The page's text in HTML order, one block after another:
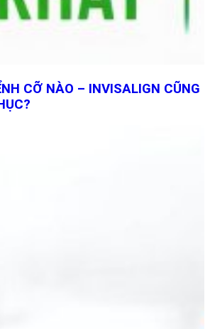
CỠ NÀO – INVISALIGN CŨNG